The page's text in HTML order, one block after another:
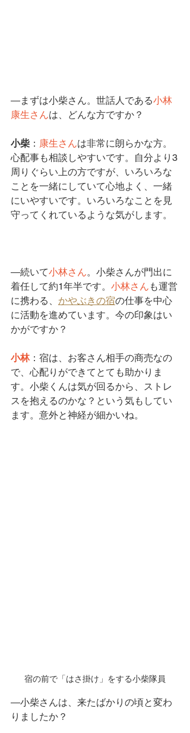
―まずは小柴さん。世話人である小林
康生さんは、どんな方ですか？
小柴 ： 康生さんは非常に朗らかな方。
心配事も相談しやすいです。自分より3
周りぐらい上の方ですが、いろいろな
ことを一緒にしていて心地よく、一緒
にいやすいです。いろいろなことを見
守ってくれているような気がします。
―続いて小林さん。 小柴さんが門出に
着任して約1年半です。 小林さん も運営
に携わる、 かやぶきの宿の仕事を中心
に活動を進めています。今の印象はい
かがですか？
小林：宿は、お客さん相手の商売なの
で、心配りができてとても助かりま
す。 小柴くんは気が回るから、ストレ
スを抱えるのかな？という気もしてい
ます。意外と神経が細かいね。
宿の前で「はさ掛け」をする小柴隊員
―小柴さんは、来たばかりの頃と変わ
りましたか？